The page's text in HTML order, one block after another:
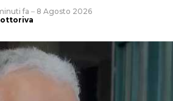
fa – 8 Agosto 2026